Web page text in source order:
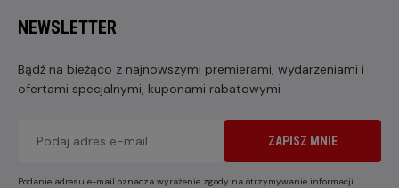
NEWSLETTER
Bądź na bieżąco z najnowszymi premierami, wydarzeniami i
ofertami specjalnymi, kuponami rabatowymi
ZAPISZ MNIE
Podanie adresu e-mail oznacza wyrażenie zgody na otrzymywanie informacji